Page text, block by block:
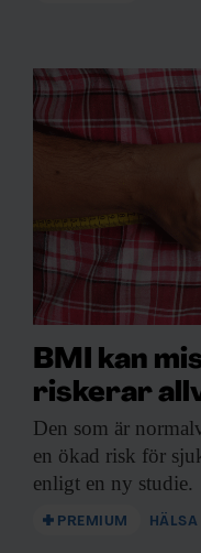
BMI kan
riskerar
Den som är
en ökad risk för
enligt en ny studie.
PREMIUM HÄLSA